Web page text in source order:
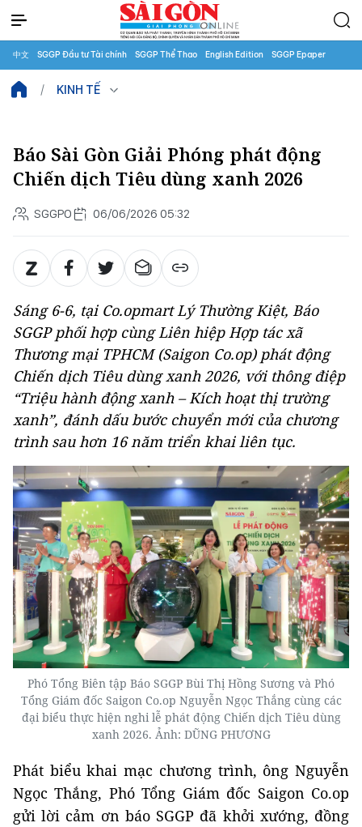
中文 SGGP Đầu tư Tài chính SGGP Thể Thao English Edition SGGP Epaper
KINH TẾ
Báo Sài Gòn Giải Phóng phát động
Chiến dịch Tiêu dùng xanh 2026
SGGPO 06/06/2026 05:32
Sáng 6-6, tại Co.opmart Lý Thường Kiệt, Báo
SGGP phối hợp cùng Liên hiệp Hợp tác xã
Thương mại TPHCM (Saigon Co.op) phát động
Chiến dịch Tiêu dùng xanh 2026, với thông điệp
“Triệu hành động xanh – Kích hoạt thị trường
xanh”, đánh dấu bước chuyển mới của chương
trình sau hơn 16 năm triển khai liên tục.
Phó Tổng Biên tập Báo SGGP Bùi Thị Hồng Sương và Phó
Tổng Giám đốc Saigon Co.op Nguyễn Ngọc Thắng cùng các
đại biểu thực hiện nghi lễ phát động Chiến dịch Tiêu dùng
xanh 2026. Ảnh: DŨNG PHƯƠNG
Phát biểu khai mạc chương trình, ông Nguyễn
Ngọc Thắng, Phó Tổng Giám đốc Saigon Co.op
gửi lời cảm ơn báo SGGP đã khởi xướng, đồng